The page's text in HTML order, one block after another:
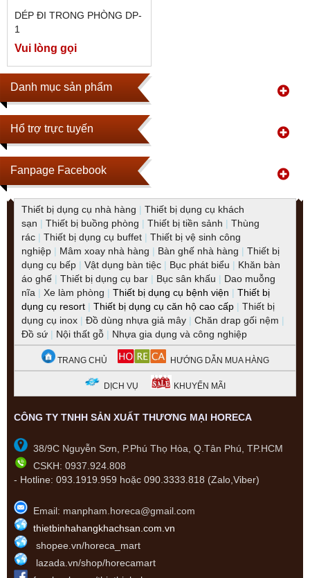
Danh mục sản phẩm
Hổ trợ trực tuyến
Fanpage Facebook
DÉP ĐI TRONG PHÒNG DP-
1
Vui lòng gọi
Thiết bị dụng cụ nhà hàng | Thiết bị dụng cụ khách
sạn | Thiết bị buồng phòng | Thiết bị tiền sảnh | Thùng
rác | Thiết bị dụng cụ buffet | Thiết bị vệ sinh công
nghiệp | Mâm xoay nhà hàng | Bàn ghế nhà hàng | Thiết bị
dụng cụ bếp | Vật dụng bàn tiệc | Bục phát biểu | Khăn bàn
áo ghế | Thiết bị dụng cụ bar | Bục sân khấu | Dao muỗng
nĩa | Xe làm phòng | Thiết bị dụng cụ bệnh viện | Thiết bị
dụng cụ resort | Thiết bị dụng cụ căn hộ cao cấp | Thiết bị
dụng cụ inox | Đồ dùng nhựa giả mây | Chăn drap gối nệm |
Đồ sứ | Nội thất gỗ | Nhựa gia dụng và công nghiệp
TRANG CHỦ HƯỚNG DẪN MUA HÀNG
DỊCH VỤ KHUYẾN MÃI
CÔNG TY TNHH SẢN XUẤT THƯƠNG MẠI HORECA
38/9C Nguyễn Sơn, P.Phú Thọ Hòa, Q.Tân Phú, TP.HCM
CSKH: 0937.924.808
- Hotline: 093.1919.959 hoặc 090.3333.818 (Zalo,Viber)
Email: manpham.horeca@gmail.com
thietbinhahangkhachsan.com.vn
shopee.vn/horeca_mart
lazada.vn/shop/horecamart